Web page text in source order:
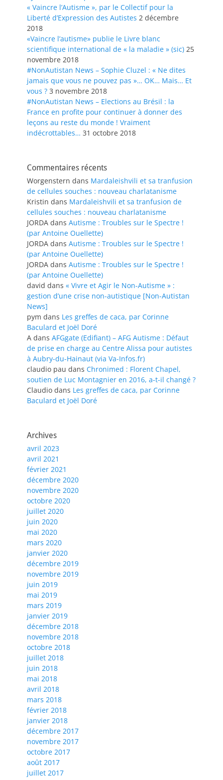
« Vaincre l’Autisme », par le Collectif pour la
Liberté d’Expression des Autistes 2 décembre
2018
«Vaincre l’autisme» publie le Livre blanc
scientifique international de « la maladie » (sic) 25
novembre 2018
#NonAutistan News – Sophie Cluzel : « Ne dites
jamais que vous ne pouvez pas »… OK… Mais… Et
vous ? 3 novembre 2018
#NonAutistan News – Elections au Brésil : la
France en profite pour continuer à donner des
leçons au reste du monde ! Vraiment
indécrottables… 31 octobre 2018
Commentaires récents
Worgenstern dans Mardaleishvili et sa tranfusion
de cellules souches : nouveau charlatanisme
Kristin dans Mardaleishvili et sa tranfusion de
cellules souches : nouveau charlatanisme
JORDA dans Autisme : Troubles sur le Spectre !
(par Antoine Ouellette)
JORDA dans Autisme : Troubles sur le Spectre !
(par Antoine Ouellette)
JORDA dans Autisme : Troubles sur le Spectre !
(par Antoine Ouellette)
david dans « Vivre et Agir le Non-Autisme » :
gestion d’une crise non-autistique [Non-Autistan
News]
pym dans Les greffes de caca, par Corinne
Baculard et Joël Doré
A dans AFGgate (Edifiant) – AFG Autisme : Défaut
de prise en charge au Centre Alissa pour autistes
à Aubry-du-Hainaut (via Va-Infos.fr)
claudio pau dans Chronimed : Florent Chapel,
soutien de Luc Montagnier en 2016, a-t-il changé ?
Claudio dans Les greffes de caca, par Corinne
Baculard et Joël Doré
Archives
avril 2023
avril 2021
février 2021
décembre 2020
novembre 2020
octobre 2020
juillet 2020
juin 2020
mai 2020
mars 2020
janvier 2020
décembre 2019
novembre 2019
juin 2019
mai 2019
mars 2019
janvier 2019
décembre 2018
novembre 2018
octobre 2018
juillet 2018
juin 2018
mai 2018
avril 2018
mars 2018
février 2018
janvier 2018
décembre 2017
novembre 2017
octobre 2017
août 2017
juillet 2017